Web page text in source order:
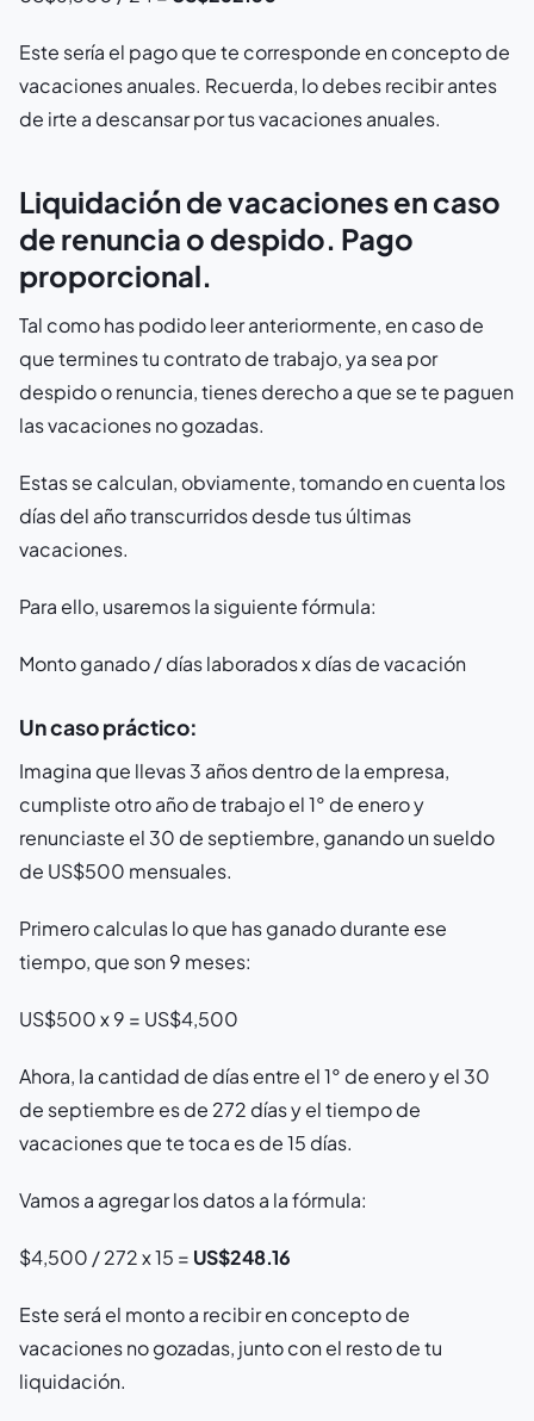
Este sería el pago que te corresponde en concepto de
vacaciones anuales. Recuerda, lo debes recibir antes
de irte a descansar por tus vacaciones anuales.
Liquidación de vacaciones en caso
de renuncia o despido. Pago
proporcional.
Tal como has podido leer anteriormente, en caso de
que termines tu contrato de trabajo, ya sea por
despido o renuncia, tienes derecho a que se te paguen
las vacaciones no gozadas.
Estas se calculan, obviamente, tomando en cuenta los
días del año transcurridos desde tus últimas
vacaciones.
Para ello, usaremos la siguiente fórmula:
Monto ganado / días laborados x días de vacación
Un caso práctico:
Imagina que llevas 3 años dentro de la empresa,
cumpliste otro año de trabajo el 1° de enero y
renunciaste el 30 de septiembre, ganando un sueldo
de US$500 mensuales.
Primero calculas lo que has ganado durante ese
tiempo, que son 9 meses:
US$500 x 9 = US$4,500
Ahora, la cantidad de días entre el 1° de enero y el 30
de septiembre es de 272 días y el tiempo de
vacaciones que te toca es de 15 días.
Vamos a agregar los datos a la fórmula:
$4,500 / 272 x 15 = US$248.16
Este será el monto a recibir en concepto de
vacaciones no gozadas, junto con el resto de tu
liquidación.